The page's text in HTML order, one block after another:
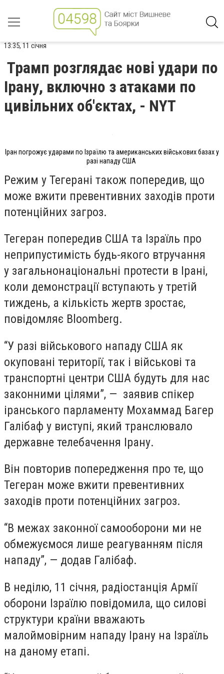
13:35, 11 січня
Трамп розглядає нові удари по
Ірану, включно з атаками по
цивільних об'єктах, - NYT
Іран погрожує ударами по Ізраїлю та американських військових базах у
разі нападу США
Режим у Тегерані також попередив, що
може вжити превентивних заходів проти
потенційних загроз.
Тегеран попередив США та Ізраїль про
неприпустимість будь-якого втручання
у загальнонаціональні протести в Ірані,
коли демонстрації вступають у третій
тиждень, а кількість жертв зростає,
повідомляє Bloomberg.
“У разі військового нападу США як
окуповані території, так і військові та
транспортні центри США будуть для нас
законними цілями”, — заявив спікер
іранського парламенту Мохаммад Багер
Галібаф у виступі, який транслювало
державне телебачення Ірану.
Він повторив попередження про те, що
Тегеран може вжити превентивних
заходів проти потенційних загроз.
“В межах законної самооборони ми не
обмежуємося лише реагуванням після
нападу”, — додав Галібаф.
В неділю, 11 січня, радіостанція Армії
оборони Ізраїлю повідомила, що силові
структури країни вважають
малоймовірним нападу Ірану на Ізраїль
на даному етапі.